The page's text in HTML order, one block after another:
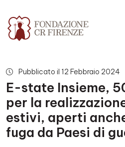
E-state Insieme,
Pubblicato il 12 Febbraio 2024
E-state Insieme,
per la
estivi, aperti
fuga da Paesi di